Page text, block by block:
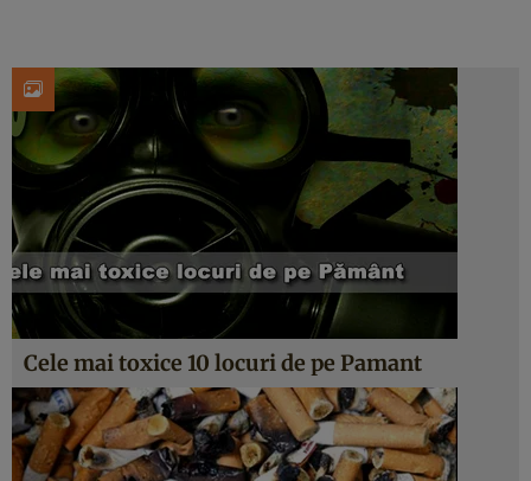
Cele mai toxice 10 locuri de pe Pamant